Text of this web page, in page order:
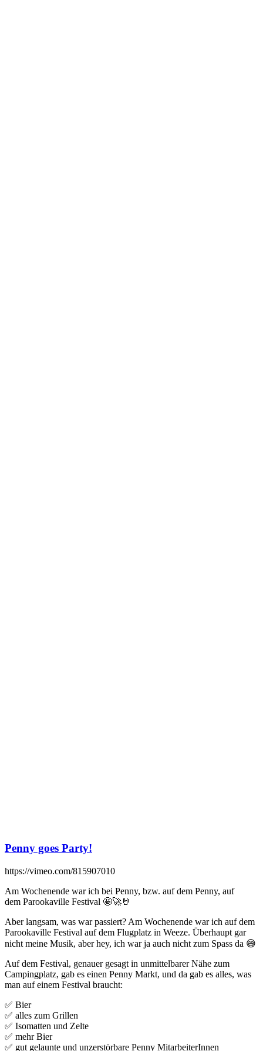
Penny goes Party!
https://vimeo.com/815907010
Am Wochenende war ich bei Penny, bzw. auf dem Penny, auf
dem Parookaville Festival 🤩🚀🤘
Aber langsam, was war passiert? Am Wochenende war ich auf dem
Parookaville Festival auf dem Flugplatz in Weeze. Überhaupt gar
nicht meine Musik, aber hey, ich war ja auch nicht zum Spass da 😅
Auf dem Festival, genauer gesagt in unmittelbarer Nähe zum
Campingplatz, gab es einen Penny Markt, und da gab es alles, was
man auf einem Festival braucht:
✅ Bier
✅ alles zum Grillen
✅ Isomatten und Zelte
✅ mehr Bier
✅ gut gelaunte und unzerstörbare Penny MitarbeiterInnen